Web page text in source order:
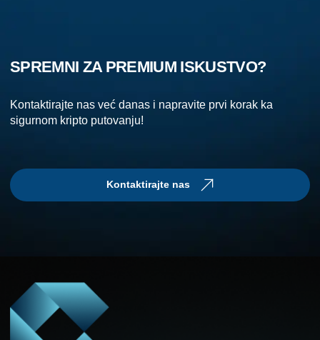
SPREMNI ZA PREMIUM ISKUSTVO?
Kontaktirajte nas već danas i napravite prvi korak ka
sigurnom kripto putovanju!
Kontaktirajte nas